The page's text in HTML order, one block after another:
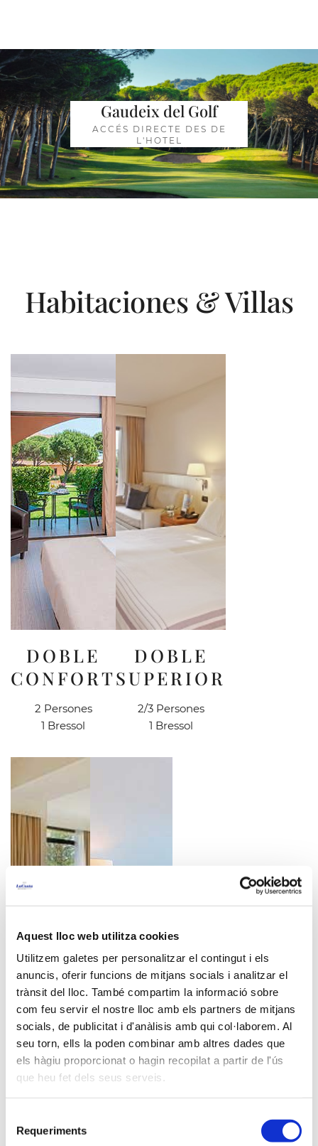
Aquest lloc web utilitza cookies
Utilitzem galetes per personalitzar el contingut i els
anuncis, oferir funcions de mitjans socials i analitzar el
trànsit del lloc. També compartim la informació sobre
com feu servir el nostre lloc amb els partners de mitjans
socials, de publicitat i d'anàlisis amb qui col·laborem. Al
seu torn, ells la poden combinar amb altres dades que
els hàgiu proporcionat o hagin recopilat a partir de l'ús
que heu fet dels seus serveis.
Requeriments
Gaudeix del Golf
ACCÉS DIRECTE DES DE
L'HOTEL
Habitaciones & Villas
DOBLE
CONFORT
2 Persones
1 Bressol
DOBLE
SUPERIOR
2/3 Persones
1 Bressol
JUNIOR
SUITE
1 Bressol
SENIOR
SUITE